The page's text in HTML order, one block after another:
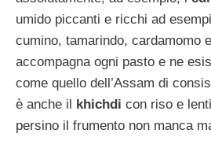
umido piccanti e ricchi ad
cumino, tamarindo, cardamomo
accompagna ogni pasto e ne
come quello dell’Assam di
è anche il
khichdi con riso e
persino il frumento non manca